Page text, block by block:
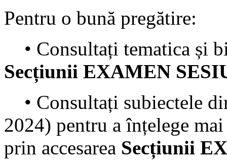
Pentru o bună pregătire:
• Consultați tematica și
Secțiunii EXAMEN
• Consultați subiectele
2024) pentru a înțelege
prin accesarea Secțiunii